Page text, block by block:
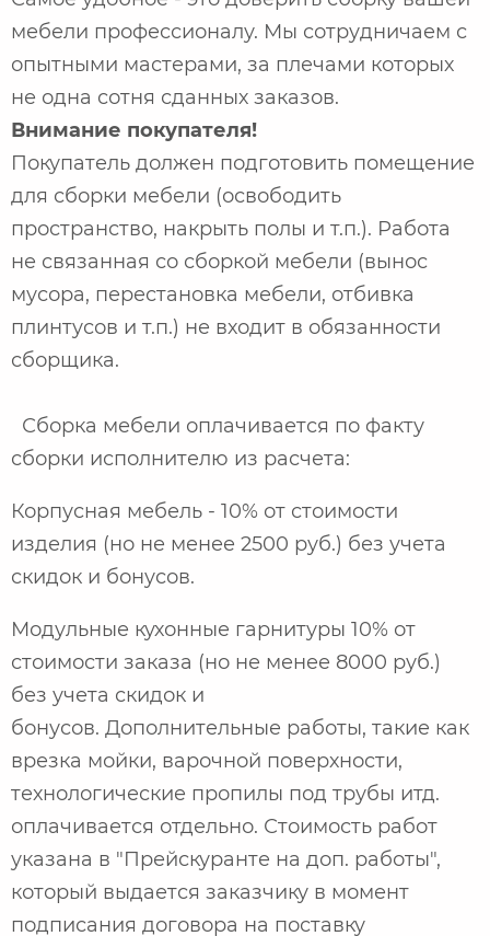
мебели профессионалу. Мы сотрудничаем с
опытными мастерами, за плечами которых
не одна сотня сданных заказов.
Внимание покупателя!
Покупатель должен подготовить помещение
для сборки мебели (освободить
пространство, накрыть полы и т.п.). Работа
не связанная со сборкой мебели (вынос
мусора, перестановка мебели, отбивка
плинтусов и т.п.) не входит в обязанности
сборщика.
Сборка мебели оплачивается по факту
сборки исполнителю из расчета:
Корпусная мебель - 10% от стоимости
изделия (но не менее 2500 руб.) без учета
скидок и бонусов.
Модульные кухонные гарнитуры 10% от
стоимости заказа (но не менее 8000 руб.)
без учета скидок и
бонусов. Дополнительные работы, такие как
врезка мойки, варочной поверхности,
технологические пропилы под трубы итд.
оплачивается отдельно. Стоимость работ
указана в "Прейскуранте на доп. работы",
который выдается заказчику в момент
подписания договора на поставку